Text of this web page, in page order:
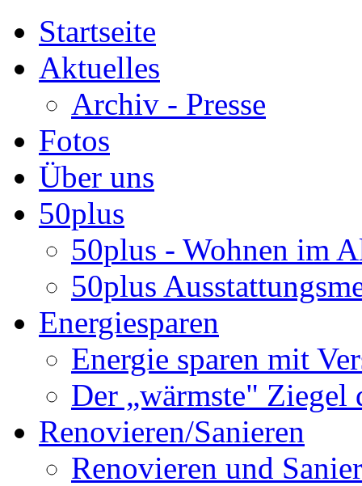
Startseite
Aktuelles
Archiv - Presse
Fotos
Über uns
50plus
50plus - Wohnen im
50plus
Energiesparen
Energie sparen mit
Der „wärmste" Ziegel
Renovieren/Sanieren
Renovieren und